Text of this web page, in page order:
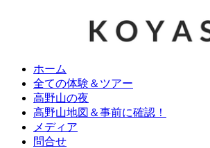
ホーム
全ての体験＆ツアー
高野山の夜
高野山地図＆事前に確認！
メディア
問合せ